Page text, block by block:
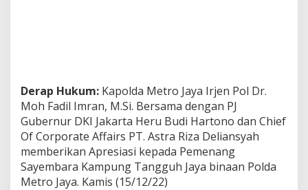
Derap Hukum: Kapolda Metro Jaya Irjen Pol Dr.
Moh Fadil Imran, M.Si. Bersama dengan PJ
Gubernur DKI Jakarta Heru Budi Hartono dan Chief
Of Corporate Affairs PT. Astra Riza Deliansyah
memberikan Apresiasi kepada Pemenang
Sayembara Kampung Tangguh Jaya binaan Polda
Metro Jaya. Kamis (15/12/22)